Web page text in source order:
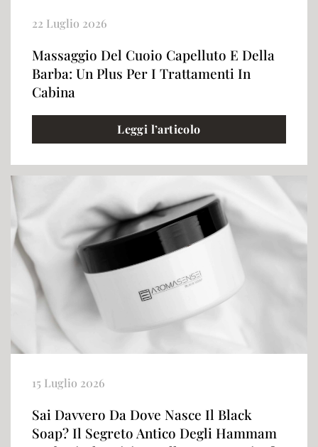
22 Luglio 2026
Massaggio Del Cuoio Capelluto E Della
Barba: Un Plus Per I Trattamenti In
Cabina
Leggi l’articolo
15 Luglio 2026
Sai Davvero Da Dove Nasce Il Black
Soap? Il Segreto Antico Degli Hammam